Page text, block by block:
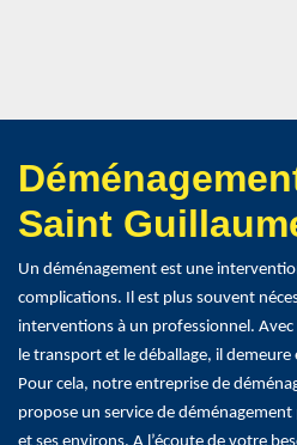
Saint
Un déménagement est une
complications. Il est plus souvent
interventions à un professionnel. Avec
le transport et le déballage, il demeure
Pour cela, notre entreprise de
propose un service de